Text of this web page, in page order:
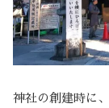
神社の創建時に、